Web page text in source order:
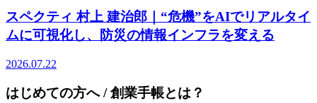
スペクティ 村上 建治郎｜“危機”をAIでリアルタイ
ムに可視化し、防災の情報インフラを変える
2026.07.22
はじめての方へ / 創業手帳とは？